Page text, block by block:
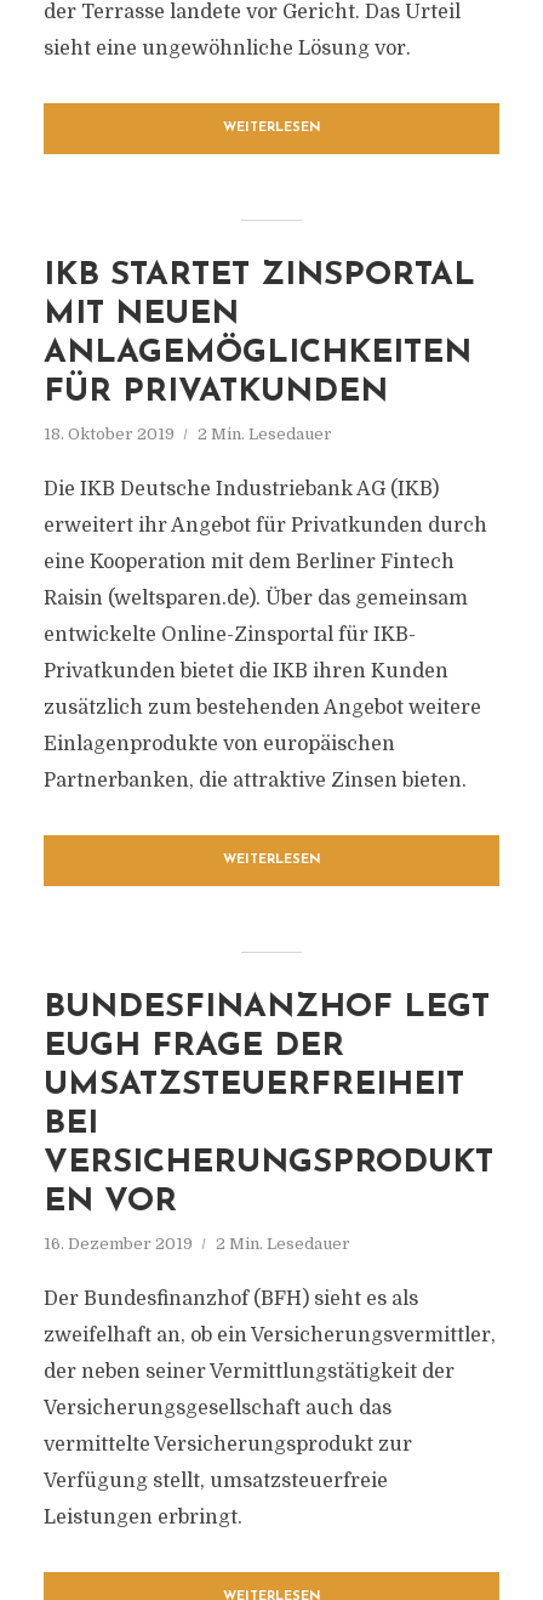
der Terrasse landete vor Gericht. Das Urteil
sieht eine ungewöhnliche Lösung vor.
WEITERLESEN
IKB STARTET ZINSPORTAL
MIT NEUEN
ANLAGEMÖGLICHKEITEN
FÜR PRIVATKUNDEN
18. Oktober 2019 2 Min. Lesedauer
Die IKB Deutsche Industriebank AG (IKB)
erweitert ihr Angebot für Privatkunden durch
eine Kooperation mit dem Berliner Fintech
Raisin (weltsparen.de). Über das gemeinsam
entwickelte Online-Zinsportal für IKB-
Privatkunden bietet die IKB ihren Kunden
zusätzlich zum bestehenden Angebot weitere
Einlagenprodukte von europäischen
Partnerbanken, die attraktive Zinsen bieten.
WEITERLESEN
BUNDESFINANZHOF LEGT
EUGH FRAGE DER
UMSATZSTEUERFREIHEIT
BEI
VERSICHERUNGSPRODUKT
EN VOR
16. Dezember 2019 2 Min. Lesedauer
Der Bundesfinanzhof (BFH) sieht es als
zweifelhaft an, ob ein Versicherungsvermittler,
der neben seiner Vermittlungstätigkeit der
Versicherungsgesellschaft auch das
vermittelte Versicherungsprodukt zur
Verfügung stellt, umsatzsteuerfreie
Leistungen erbringt.
WEITERLESEN